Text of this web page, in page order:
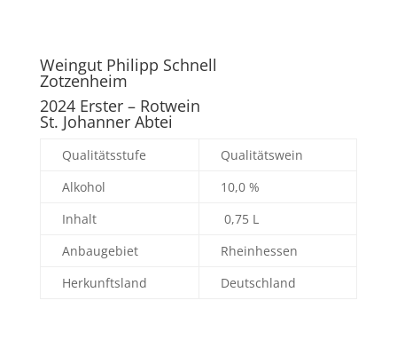
Weingut Philipp Schnell
Zotzenheim
2024 Erster – Rotwein
St. Johanner Abtei
Qualitätsstufe
Qualitätswein
Alkohol
10,0 %
Inhalt
0,75 L
Anbaugebiet
Rheinhessen
Herkunftsland
Deutschland